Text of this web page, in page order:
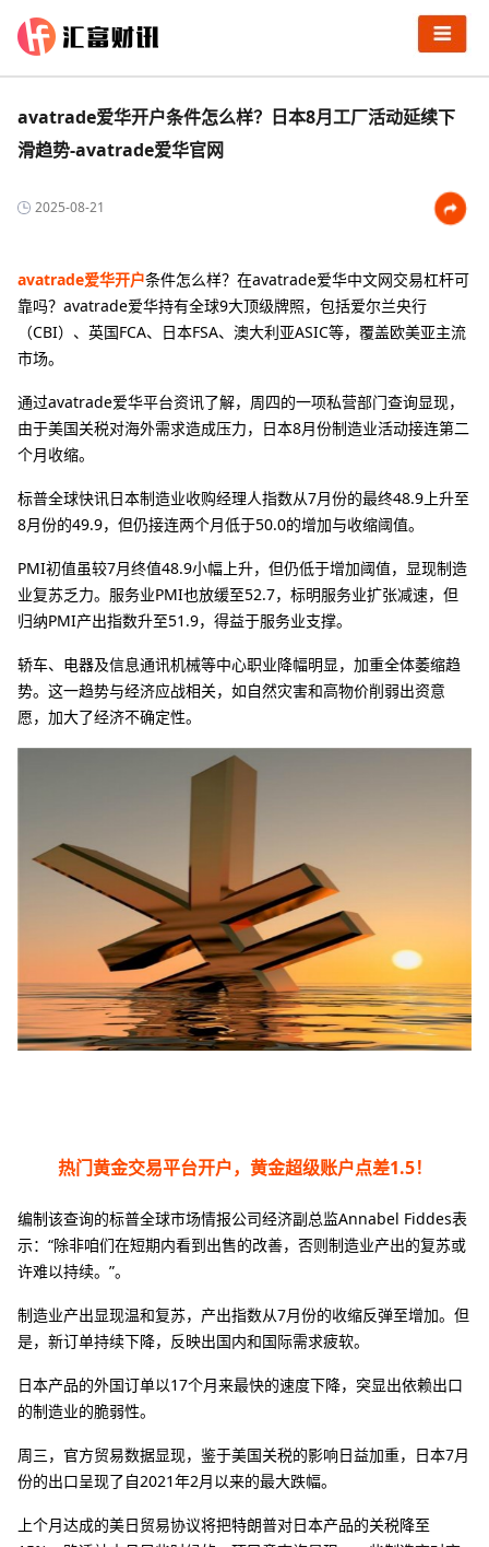
avatrade爱华开户条件怎么样？日本8月工厂活动延续下
滑趋势-avatrade爱华官网
2025-08-21
avatrade爱华开户条件怎么样？在avatrade爱华中文网交易杠杆可
靠吗？avatrade爱华持有全球9大顶级牌照，包括爱尔兰央行
（CBI）、英国FCA、日本FSA、澳大利亚ASIC等，覆盖欧美亚主流
市场‌。
通过avatrade爱华平台资讯了解，周四的一项私营部门查询显现，
由于美国关税对海外需求造成压力，日本8月份制造业活动接连第二
个月收缩。
标普全球快讯日本制造业收购经理人指数从7月份的最终48.9上升至
8月份的49.9，但仍接连两个月低于50.0的增加与收缩阈值。
PMI初值虽较7月终值48.9小幅上升，但仍低于增加阈值，显现制造
业复苏乏力‌。服务业PMI也放缓至52.7，标明服务业扩张减速，但
归纳PMI产出指数升至51.9，得益于服务业支撑‌。
轿车、电器及信息通讯机械等中心职业降幅明显，加重全体萎缩趋
势‌。这一趋势与经济应战相关，如自然灾害和高物价削弱出资意
愿，加大了经济不确定性‌。
热门黄金交易平台开户，黄金超级账户点差1.5！
编制该查询的标普全球市场情报公司经济副总监Annabel Fiddes表
示：“除非咱们在短期内看到出售的改善，否则制造业产出的复苏或
许难以持续。”。
制造业产出显现温和复苏，产出指数从7月份的收缩反弹至增加。但
是，新订单持续下降，反映出国内和国际需求疲软。
日本产品的外国订单以17个月来最快的速度下降，突显出依赖出口
的制造业的脆弱性。
周三，官方贸易数据显现，鉴于美国关税的影响日益加重，日本7月
份的出口呈现了自2021年2月以来的最大跌幅。
上个月达成的美日贸易协议将把特朗普对日本产品的关税降至